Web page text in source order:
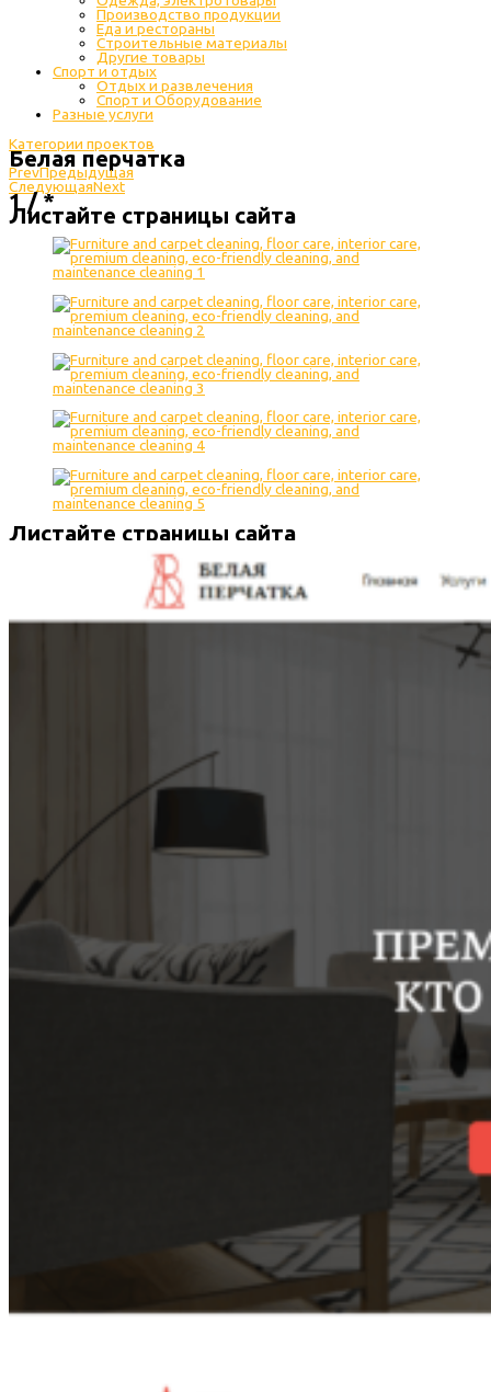
Производство продукции
Еда и рестораны
Строительные материалы
Другие товары
Спорт и отдых
Отдых и развлечения
Спорт и Оборудование
Разные услуги
Категории проектов
Белая перчатка
PrevПредыдущая
СледующаяNext
1 / *
Листайте страницы сайта
Листайте страницы сайта